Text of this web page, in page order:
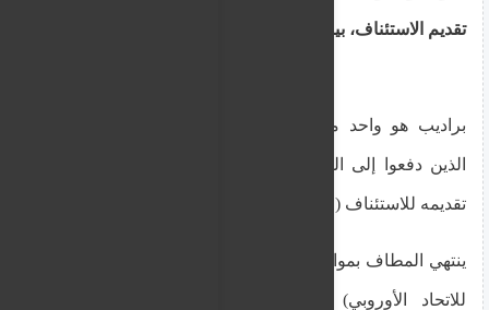
تقديم الاستئناف، بينما تدافع الوزارة عن سياستها
الذين دفعوا إلى البطالة والتشرد والقلق الشديد منذ
تقديمه للاستئناف (صورة أرشيفية).
ينتهي المطاف بمواطني الدول الثالثة (أي غير المنتمية
للاتحاد الأوروبي) بلا دخل مشروع طوال عملية